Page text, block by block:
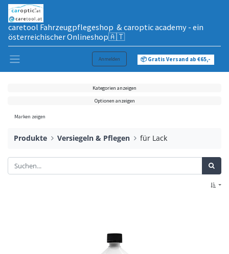
caretool Fahrzeugpflegeshop & caroptic academy - ein
österreichischer Onlineshop🇦🇹
Anmelden 📦 Gratis Versand ab €65,-
Kategorien anzeigen
Optionen anzeigen
Marken zeigen
Produkte Versiegeln & Pflegen für Lack